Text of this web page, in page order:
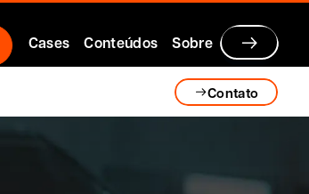
Cases Conteúdos Sobre
Contato